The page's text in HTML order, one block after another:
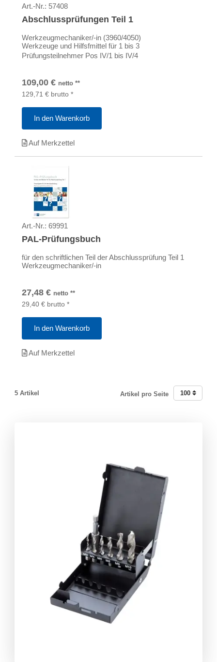
Art.-Nr.: 57408
Abschlussprüfungen Teil 1
Werkzeugmechaniker/-in (3960/4050)
Werkzeuge und Hilfsfmittel für 1 bis 3
Prüfungsteilnehmer Pos IV/1 bis IV/4
109,00 € netto **
129,71 € brutto *
In den Warenkorb
Auf Merkzettel
Art.-Nr.: 69991
PAL-Prüfungsbuch
für den schriftlichen Teil der Abschlussprüfung Teil 1
Werkzeugmechaniker/-in
27,48 € netto **
29,40 € brutto *
In den Warenkorb
Auf Merkzettel
5 Artikel Artikel pro Seite 100